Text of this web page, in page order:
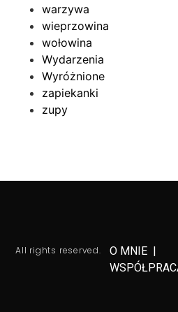
warzywa
wieprzowina
wołowina
Wydarzenia
Wyróżnione
zapiekanki
zupy
All rights reserved. O MNIE